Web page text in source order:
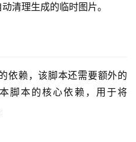
清理生成的临时图片。
依赖，该脚本还需要额外的
脚本的核心依赖，用于将